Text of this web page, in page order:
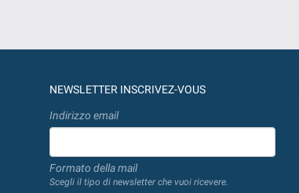
NEWSLETTER INSCRIVEZ-VOUS
Indirizzo email
Formato della mail
Scegli il tipo di newsletter che vuoi ricevere.